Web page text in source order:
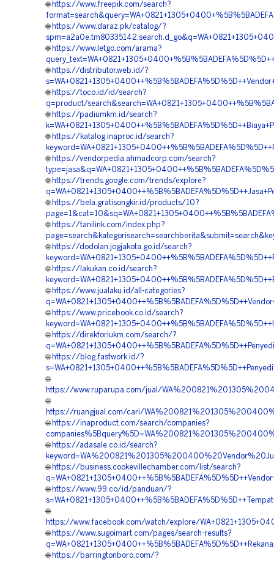
🌐 https://www.freepik.com/search?
🌐 https://www.daraz.pk/catalog/?
🌐 https://www.letgo.com/arama?
🌐 https://distributor.web.id/?
🌐 https://toco.id/id/search?
q=product/
🌐 https://padiumkm.id/search?
🌐 https://katalog.inaproc.id/search?
🌐 https://vendorpedia.ahmadcorp.com/search?
🌐 https://trends.google.com/trends/explore?
🌐 https://bela.gratisongkir.id/products/10?
🌐 https://tanilink.com/index.php?
🌐 https://dodolan.jogjakota.go.id/search?
🌐 https://lakukan.co.id/search?
🌐 https://www.jualaku.id/all-categories?
🌐 https://www.pricebook.co.id/search?
🌐 https://direktoriukm.com/search/?
🌐 https://blog.fastwork.id/?
🌐
https://www.ruparupa.com/jual/
🌐
https://ruangjual.com/cari/
🌐 https://inaproduct.com/search/companies?
🌐 https://adasale.co.id/search?
🌐 https://business.cookevillechamber.com/list/search?
🌐 https://www.99.co/id/panduan/?
🌐
https://www.facebook.com/watch/explore/
🌐 https://www.sugoimart.com/pages/search-results?
🌐 https://barringtonboro.com/?